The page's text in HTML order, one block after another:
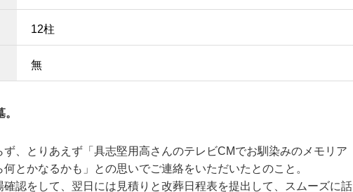
12柱
無
ず、とりあえず「具志堅用高さんのテレビCMでお馴染みのメモリア
とかなるかも」との思いでご連絡をいただいたとのこと。
認をして、翌日には見積りと改葬日程表を提出して、スムーズに話